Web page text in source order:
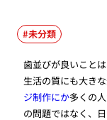
未分類
歯並びが良いこと
生活の質にも大き
ジ制作にか多くの
の問題ではなく、